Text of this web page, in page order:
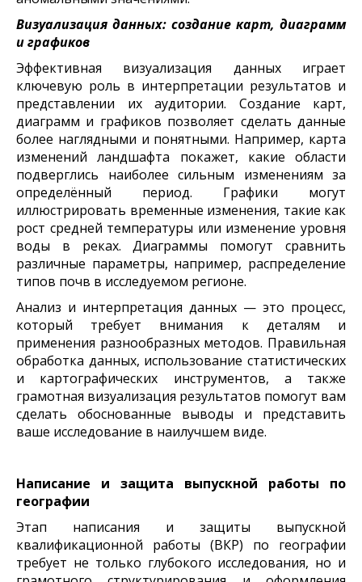
Визуализация данных: создание карт, диаграмм
и графиков
Эффективная визуализация данных играет
ключевую роль в интерпретации результатов и
представлении их аудитории. Создание карт,
диаграмм и графиков позволяет сделать данные
более наглядными и понятными. Например, карта
изменений ландшафта покажет, какие области
подверглись наиболее сильным изменениям за
определённый период. Графики могут
иллюстрировать временные изменения, такие как
рост средней температуры или изменение уровня
воды в реках. Диаграммы помогут сравнить
различные параметры, например, распределение
типов почв в исследуемом регионе.
Анализ и интерпретация данных — это процесс,
который требует внимания к деталям и
применения разнообразных методов. Правильная
обработка данных, использование статистических
и картографических инструментов, а также
грамотная визуализация результатов помогут вам
сделать обоснованные выводы и представить
ваше исследование в наилучшем виде.
Написание и защита выпускной работы по
географии
Этап написания и защиты выпускной
квалификационной работы (ВКР) по географии
требует не только глубокого исследования, но и